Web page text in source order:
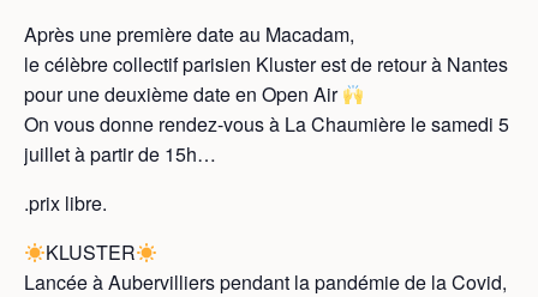
Après une première date au Macadam,
le célèbre collectif parisien Kluster est de retour à Nantes
pour une deuxième date en Open Air
On vous donne rendez-vous à La Chaumière le samedi 5
juillet à partir de 15h…
.prix libre.
KLUSTER
Lancée à Aubervilliers pendant la pandémie de la Covid,